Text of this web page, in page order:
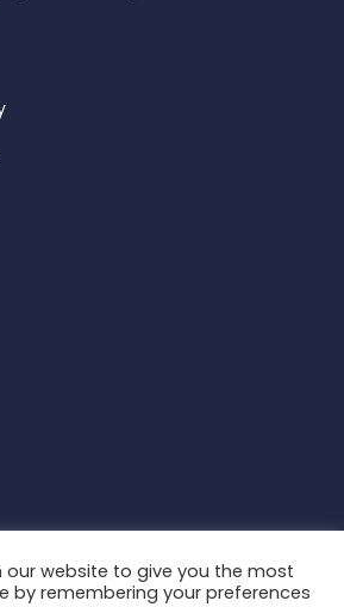
our website to give you the most
by remembering your preferences